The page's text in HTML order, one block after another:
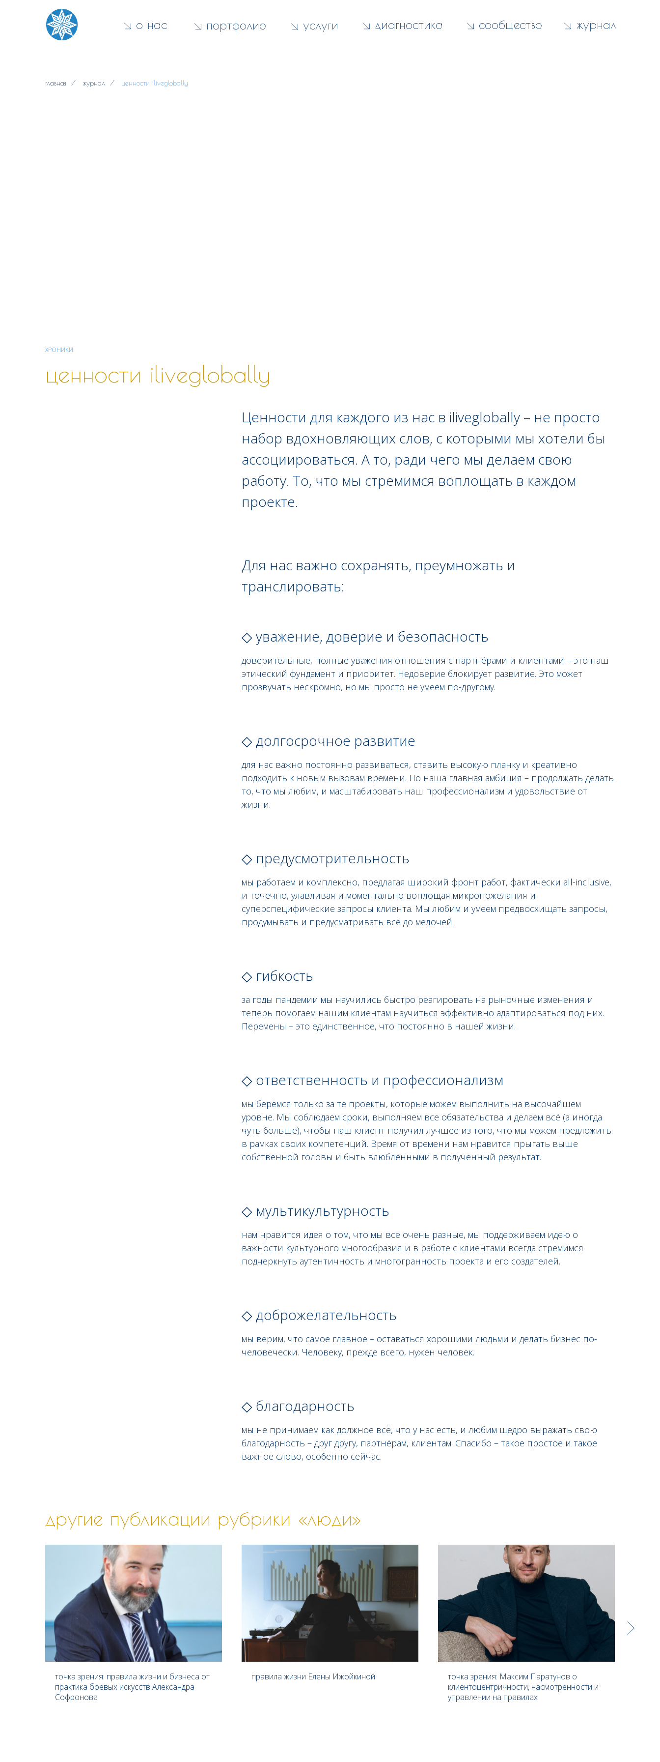
о нас портфолио услуги диагностика сообщество журнал
главная / журнал / ценности iliveglobally
ХРОНИКИ
ценности iliveglobally
Ценности для каждого из нас в iliveglobally – не просто
набор вдохновляющих слов, с которыми мы хотели бы
ассоциироваться. А то, ради чего мы делаем свою
работу. То, что мы стремимся воплощать в каждом
проекте.
Для нас важно сохранять, преумножать и
транслировать:
◇ уважение, доверие и безопасность
доверительные, полные уважения отношения с партнёрами и клиентами – это наш
этический фундамент и приоритет. Недоверие блокирует развитие. Это может
прозвучать нескромно, но мы просто не умеем по-другому.
◇ долгосрочное развитие
для нас важно постоянно развиваться, ставить высокую планку и креативно
подходить к новым вызовам времени. Но наша главная амбиция – продолжать делать
то, что мы любим, и масштабировать наш профессионализм и удовольствие от
жизни.
◇ предусмотрительность
мы работаем и комплексно, предлагая широкий фронт работ, фактически all-inclusive,
и точечно, улавливая и моментально воплощая микропожелания и
суперспецифические запросы клиента. Мы любим и умеем предвосхищать запросы,
продумывать и предусматривать всё до мелочей.
◇ гибкость
за годы пандемии мы научились быстро реагировать на рыночные изменения и
теперь помогаем нашим клиентам научиться эффективно адаптироваться под них.
Перемены – это единственное, что постоянно в нашей жизни.
◇ ответственность и профессионализм
мы берёмся только за те проекты, которые можем выполнить на высочайшем
уровне. Мы соблюдаем сроки, выполняем все обязательства и делаем всё (а иногда
чуть больше), чтобы наш клиент получил лучшее из того, что мы можем предложить
в рамках своих компетенций. Время от времени нам нравится прыгать выше
собственной головы и быть влюблёнными в полученный результат.
◇ мультикультурность
нам нравится идея о том, что мы все очень разные, мы поддерживаем идею о
важности культурного многообразия и в работе с клиентами всегда стремимся
подчеркнуть аутентичность и многогранность проекта и его создателей.
◇ доброжелательность
мы верим, что самое главное – оставаться хорошими людьми и делать бизнес по-
человечески. Человеку, прежде всего, нужен человек.
◇ благодарность
мы не принимаем как должное всё, что у нас есть, и любим щедро выражать свою
благодарность – друг другу, партнёрам, клиентам. Спасибо – такое простое и такое
важное слово, особенно сейчас.
другие публикации рубрики «люди»
точка зрения: правила жизни и бизнеса от
практика боевых искусств Александра
Софронова
правила жизни Елены Ижойкиной
точка зрения: Максим Паратунов о
клиентоцентричности, насмотренности и
управлении на правилах